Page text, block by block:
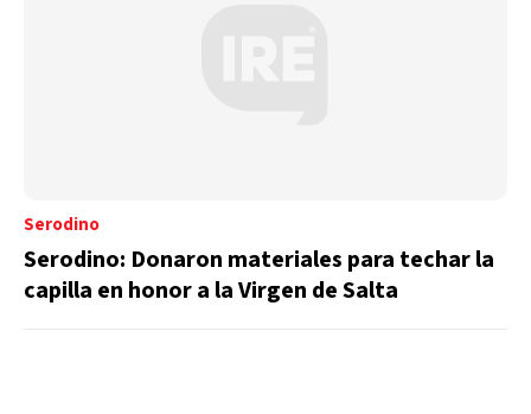
Serodino
Serodino: Donaron materiales para techar la
capilla en honor a la Virgen de Salta